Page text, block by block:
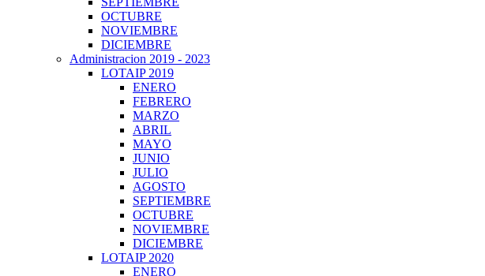
OCTUBRE
NOVIEMBRE
DICIEMBRE
Administracion 2019 - 2023
LOTAIP 2019
ENERO
FEBRERO
MARZO
ABRIL
MAYO
JUNIO
JULIO
AGOSTO
SEPTIEMBRE
OCTUBRE
NOVIEMBRE
DICIEMBRE
LOTAIP 2020
ENERO